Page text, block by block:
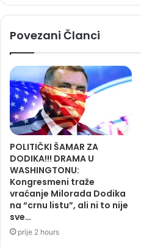
Povezani Članci
POLITIČKI ŠAMAR ZA
DODIKA!!! DRAMA U
WASHINGTONU:
Kongresmeni traže
vraćanje Milorada Dodika
na “crnu listu”, ali ni to nije
sve…
prije 2 hours